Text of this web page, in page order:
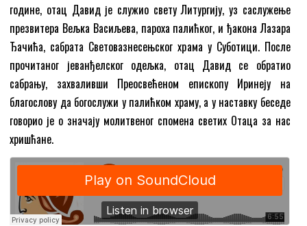
године, отац Давид је служио свету Литургију, уз саслужење
презвитера Вељка Васиљева, пароха палићког, и ђакона Лазара
Ђачића, сабрата Световазнесењског храма у Суботици. После
прочитаног јеванђелског одељка, отац Давид се обратио
сабрању, захваливши Преосвећеном епископу Иринеју на
благослову да богослужи у палићком храму, а у наставку беседе
говорио је о значају молитвеног спомена светих Отаца за нас
хришћане.